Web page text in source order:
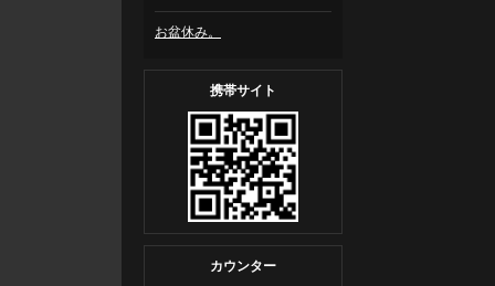
お盆休み。
携帯サイト
カウンター